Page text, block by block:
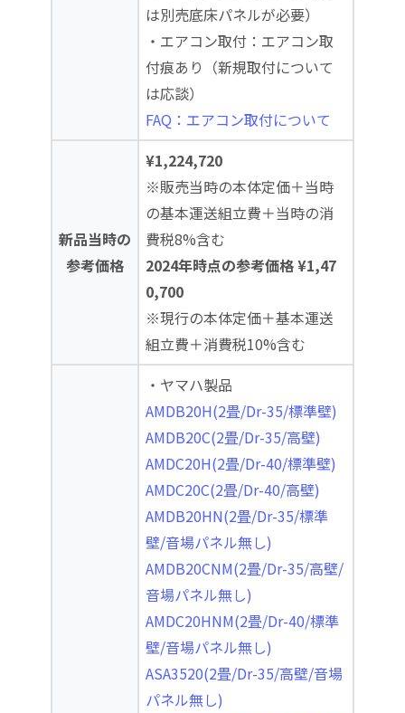
は別売底床パネルが必要）
・エアコン取付：エアコン取
付痕あり（新規取付について
は応談）
FAQ：エアコン取付について
新品当時の
参考価格
¥1,224,720
※販売当時の本体定価＋当時
の基本運送組立費＋当時の消
費税8%含む
2024年時点の参考価格 ¥1,47
0,700
※現行の本体定価＋基本運送
組立費＋消費税10%含む
・ヤマハ製品
AMDB20H(2畳/Dr-35/標準壁)
AMDB20C(2畳/Dr-35/高壁)
AMDC20H(2畳/Dr-40/標準壁)
AMDC20C(2畳/Dr-40/高壁)
AMDB20HN(2畳/Dr-35/標準
壁/音場パネル無し)
AMDB20CNM(2畳/Dr-35/高壁/
音場パネル無し)
AMDC20HNM(2畳/Dr-40/標準
壁/音場パネル無し)
ASA3520(2畳/Dr-35/高壁/音場
パネル無し)